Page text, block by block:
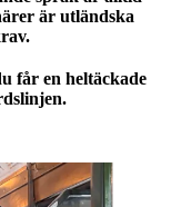
är utländska
får en heltäckade